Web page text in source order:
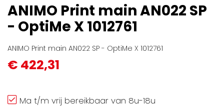
begin
van
de
afbeeldingen-
gallerij
ANIMO Print main AN022 SP
- OptiMe X 1012761
ANIMO Print main AN022 SP - OptiMe X 1012761
€ 422,31
Ma t/m vrij bereikbaar van 8u-18u